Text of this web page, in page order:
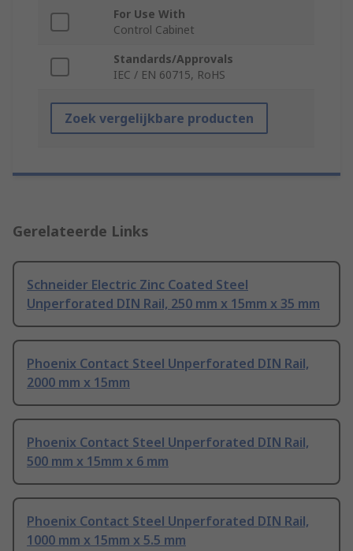
For Use With
Control Cabinet
Standards/Approvals
IEC / EN 60715, RoHS
Zoek vergelijkbare producten
Gerelateerde Links
Schneider Electric Zinc Coated Steel
Unperforated DIN Rail, 250 mm x 15mm x 35 mm
Phoenix Contact Steel Unperforated DIN Rail,
2000 mm x 15mm
Phoenix Contact Steel Unperforated DIN Rail,
500 mm x 15mm x 6 mm
Phoenix Contact Steel Unperforated DIN Rail,
1000 mm x 15mm x 5.5 mm